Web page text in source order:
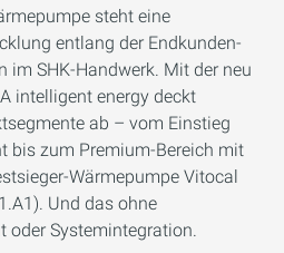
steht eine
entlang der Endkunden-
im SHK-Handwerk. Mit der neu
intelligent energy deckt
ab – vom Einstieg
bis zum Premium-Bereich mit
Wärmepumpe Vitocal
Und das ohne
oder Systemintegration.